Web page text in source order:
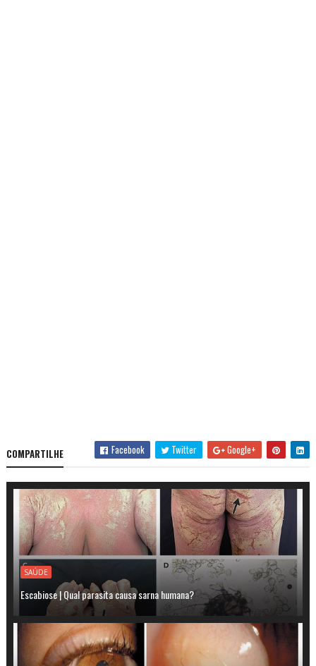
COMPARTILHE Facebook Twitter Google+
SAÚDE
Escabiose | Qual parasita causa sarna humana?